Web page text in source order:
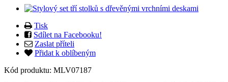
Tisk
Sdílet na Facebooku!
Zaslat příteli
Přidat k oblíbeným
Kód produktu: MLV07187